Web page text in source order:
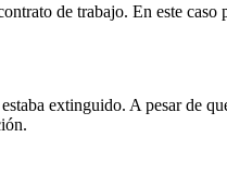
de trabajo. En este caso
extinguido. A pesar de